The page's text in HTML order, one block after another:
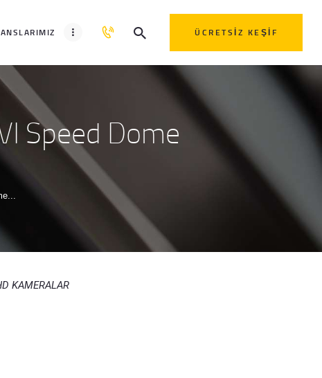
ÜCRETSIZ KEŞIF
Speed Dome
KAMERALAR